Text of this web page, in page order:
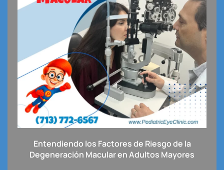
Entendiendo los Factores de Riesgo de la
Degeneración Macular en Adultos Mayores